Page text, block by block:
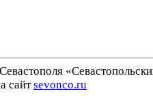
сайтsevonco.ru